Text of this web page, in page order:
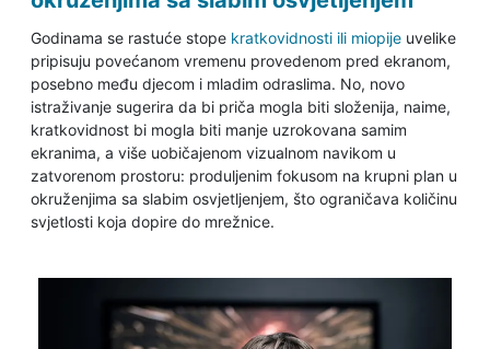
Godinama se rastuće stope kratkovidnosti ili miopijeuvelike
pripisuju povećanom vremenu provedenom pred ekranom,
posebno među djecom i mladim odraslima. No, novo
istraživanje sugerira da bi priča mogla biti složenija, naime,
kratkovidnost bi mogla biti manje uzrokovana samim
ekranima, a više uobičajenom vizualnom navikom u
zatvorenom prostoru: produljenim fokusom na krupni plan u
okruženjima sa slabim osvjetljenjem, što ograničava količinu
svjetlosti koja dopire do mrežnice.